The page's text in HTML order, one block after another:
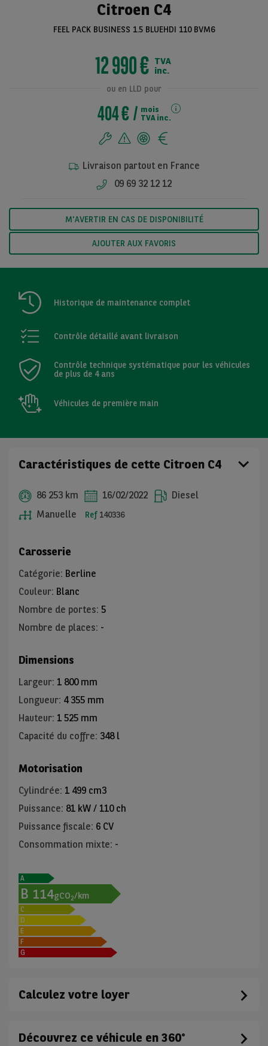
Citroen C4
FEEL PACK BUSINESS 1.5 BLUEHDI 110 BVM6
12 990 € TVA
inc.
ou en LLD pour
404 €
mois
TVA inc.
Livraison partout en France
09 69 32 12 12
M'AVERTIR EN CAS DE DISPONIBILITÉ
AJOUTER AUX FAVORIS
Historique de maintenance complet
Contrôle détaillé avant livraison
Contrôle technique systématique pour les véhicules
de plus de 4 ans
Véhicules de première main
Caractéristiques de cette Citroen C4
86 253 km 16/02/2022
Diesel
Manuelle
Ref 140336
Carosserie
Catégorie: Berline
Couleur: Blanc
Nombre de portes: 5
Nombre de places: -
Dimensions
Largeur: 1 800 mm
Longueur: 4 355 mm
Hauteur: 1 525 mm
Capacité du coffre: 348 l
Motorisation
Cylindrée: 1 499 cm3
Puissance: 81 kW / 110 ch
Puissance fiscale: 6 CV
Consommation mixte: -
A
B 114gCO2/km
C
D
E
F
G
Calculez votre loyer
Découvrez ce véhicule en 360°